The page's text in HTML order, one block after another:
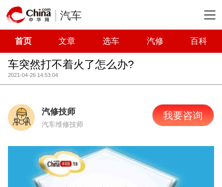
汽车
首页 文章 选车 汽修 百科
车突然打不着火了怎么办?
2021-04-26 14:53:04
汽修技师
汽车维修技师
我要咨询